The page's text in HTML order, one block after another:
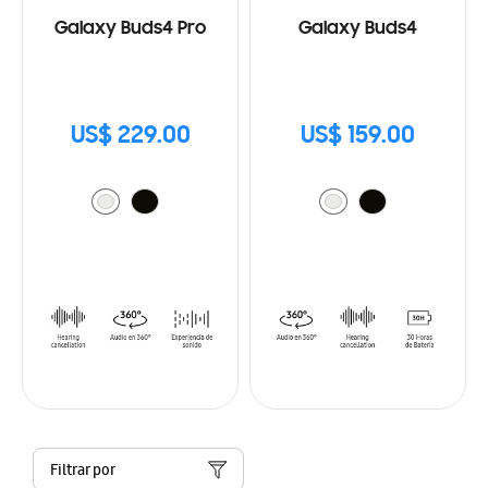
Galaxy Buds4 Pro
US$ 229.00
Galaxy Buds4
US$ 159.00
Filtrar por